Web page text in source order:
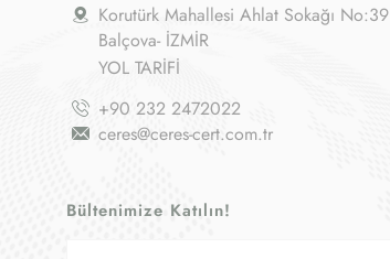
Korutürk Mahallesi Ahlat Sokağı No:39
Balçova- İZMİR
YOL TARİFİ
+90 232 2472022
ceres@ceres-cert.com.tr
Bültenimize Katılın!